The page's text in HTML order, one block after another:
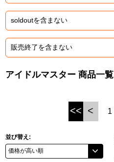
ラブライブ！
ラブライブ！サンシャイン‼
アイドリッシュセブン
モフモフパレード
アイドルマスター 商品一覧
<< < 1
並び替え: